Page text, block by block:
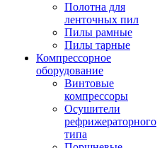
Полотна для
ленточных пил
Пилы рамные
Пилы тарные
Компрессорное
оборудование
Винтовые
компрессоры
Осушители
рефрижераторного
типа